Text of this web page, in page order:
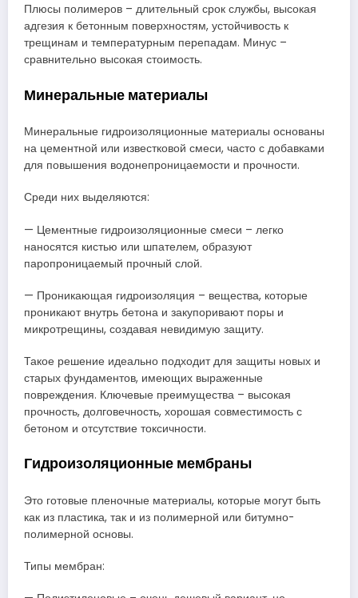
Плюсы полимеров – длительный срок службы, высокая
адгезия к бетонным поверхностям, устойчивость к
трещинам и температурным перепадам. Минус –
сравнительно высокая стоимость.
Минеральные материалы
Минеральные гидроизоляционные материалы основаны
на цементной или известковой смеси, часто с добавками
для повышения водонепроницаемости и прочности.
Среди них выделяются:
— Цементные гидроизоляционные смеси – легко
наносятся кистью или шпателем, образуют
паропроницаемый прочный слой.
— Проникающая гидроизоляция – вещества, которые
проникают внутрь бетона и закупоривают поры и
микротрещины, создавая невидимую защиту.
Такое решение идеально подходит для защиты новых и
старых фундаментов, имеющих выраженные
повреждения. Ключевые преимущества – высокая
прочность, долговечность, хорошая совместимость с
бетоном и отсутствие токсичности.
Гидроизоляционные мембраны
Это готовые пленочные материалы, которые могут быть
как из пластика, так и из полимерной или битумно-
полимерной основы.
Типы мембран: